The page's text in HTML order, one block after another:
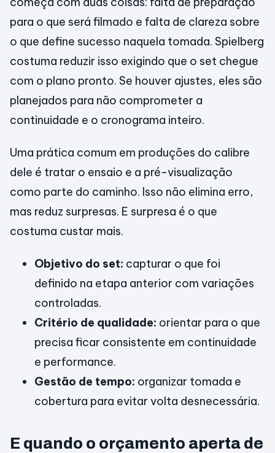
para o que será filmado e falta de clareza sobre
o que define sucesso naquela tomada. Spielberg
costuma reduzir isso exigindo que o set chegue
com o plano pronto. Se houver ajustes, eles são
planejados para não comprometer a
continuidade e o cronograma inteiro.
Uma prática comum em produções do calibre
dele é tratar o ensaio e a pré-visualização
como parte do caminho. Isso não elimina erro,
mas reduz surpresas. E surpresa é o que
costuma custar mais.
Objetivo do set: capturar o que foi
definido na etapa anterior com variações
controladas.
Critério de qualidade: orientar para o que
precisa ficar consistente em continuidade
e performance.
Gestão de tempo: organizar tomada e
cobertura para evitar volta desnecessária.
E quando o orçamento aperta de